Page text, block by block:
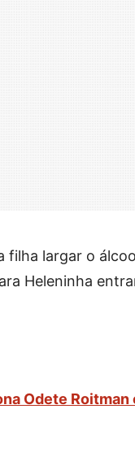
filha largar o
Heleninha
Odete